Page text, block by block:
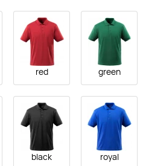
red green
black royal